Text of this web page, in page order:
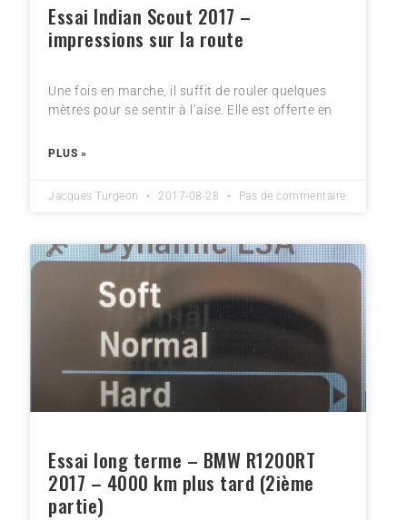
Essai Indian Scout 2017 –
impressions sur la route
Une fois en marche, il suffit de rouler quelques
mètres pour se sentir à l’aise. Elle est offerte en
PLUS »
Jacques Turgeon 2017-08-28 Pas de commentaire
Essai long terme – BMW R1200RT
2017 – 4000 km plus tard (2ième
partie)